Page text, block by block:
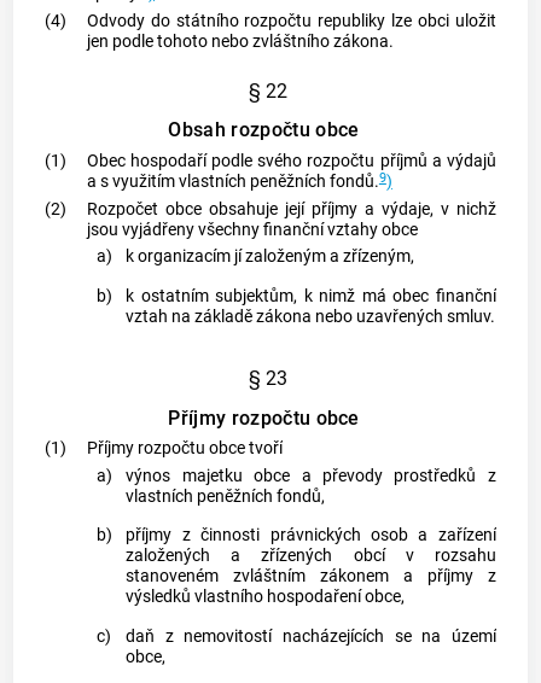
(4)
Odvody do státního rozpočtu republiky lze obciuložit
jen podle tohoto nebo zvláštního zákona.
§ 22
Obsah rozpočtu obce
(1) Obechospodaří podle svého rozpočtu příjmů a výdajů
a s využitím vlastních peněžních fondů.9)
(2)
Rozpočet obceobsahuje její příjmy a výdaje, v nichž
jsou vyjádřeny všechny finanční vztahyobce
a)
k organizacím jí založeným a zřízeným,
b)
k ostatním subjektům, k nimž máobec finanční
vztah na základě zákona nebo uzavřených smluv.
§ 23
Příjmy rozpočtu obce
(1)
Příjmy rozpočtu obce tvoří
a)
výnos majetku obce a převody prostředků z
vlastních peněžních fondů,
b)
příjmy z činnosti právnických osob a zařízení
založených a zřízených obcí v rozsahu
stanoveném zvláštním zákonem a příjmy z
výsledků vlastního hospodaření obce,
c)
daň z nemovitostínacházejících se na území
obce,